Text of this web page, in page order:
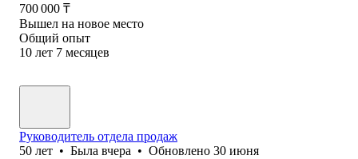
700 000 ₸
Вышел на новое место
Общий опыт
10 лет 7 месяцев
Руководитель отдела продаж
50 лет • Была вчера • Обновлено 30 июня